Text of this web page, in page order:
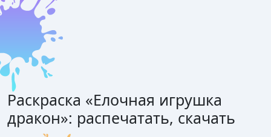
Раскраска «Елочная игрушка
дракон»: распечатать, скачать